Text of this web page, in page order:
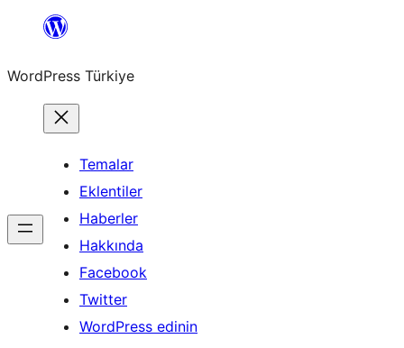
İçeriğe
WordPress Türkiye
Temalar
Eklentiler
Haberler
Hakkında
Facebook
Twitter
WordPress edinin